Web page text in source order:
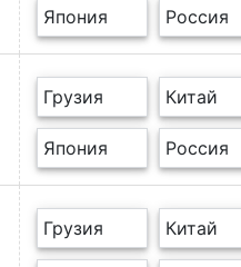
Япония Россия
Грузия Китай
Япония Россия
Грузия Китай